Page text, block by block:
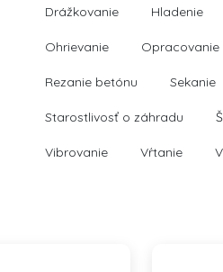
Drážkovanie Hladenie
Ohrievanie Opracovanie
Rezanie betónu Sekanie
Starostlivosť o záhradu
Vibrovanie Vŕtanie